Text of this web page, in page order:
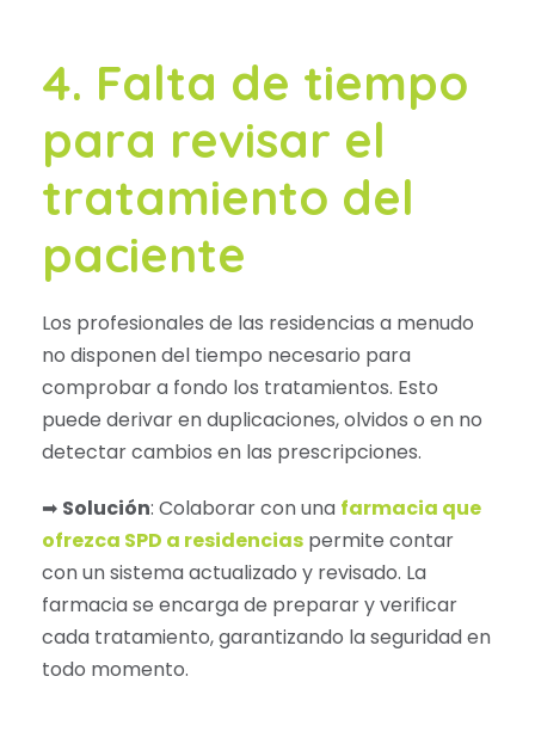
4. Falta de tiempo
para revisar el
tratamiento del
paciente
Los profesionales de las residencias a menudo
no disponen del tiempo necesario para
comprobar a fondo los tratamientos. Esto
puede derivar en duplicaciones, olvidos o en no
detectar cambios en las prescripciones.
➡ Solución: Colaborar con una farmacia que
ofrezca SPD a residencias permite contar
con un sistema actualizado y revisado. La
farmacia se encarga de preparar y verificar
cada tratamiento, garantizando la seguridad en
todo momento.